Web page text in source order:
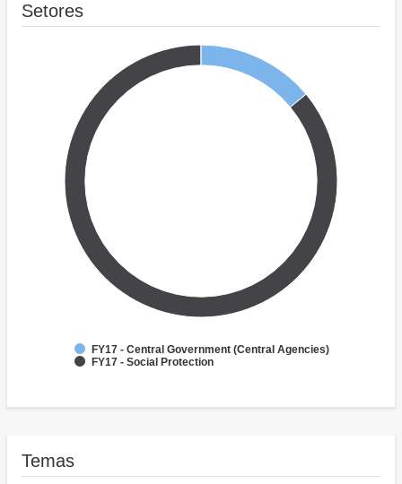
Setores
FY17 - Central Government (Central Agencies)
FY17 - Social Protection
Temas